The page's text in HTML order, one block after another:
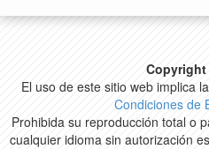
Copyright
El uso de este sitio web implica
Condiciones de
Prohibida su reproducción total o
cualquier idioma sin autorización